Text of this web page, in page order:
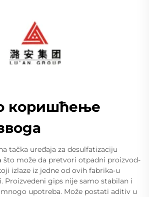
коришћење
tačka uređaja za desulfatizaciju
što može da pretvori otpadni proizvod-
izlaze iz jedne od ovih fabrika-u
Proizvedeni gips nije samo stabilan i
upotreba. Može postati aditiv u